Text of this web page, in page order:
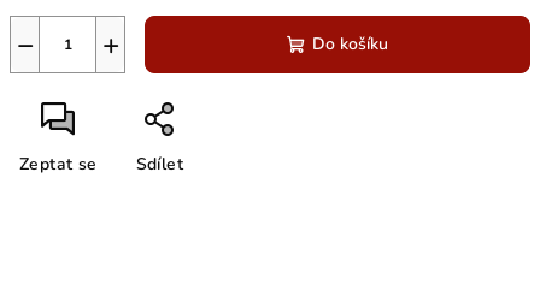
+
− Do košíku
Zeptat se Sdílet